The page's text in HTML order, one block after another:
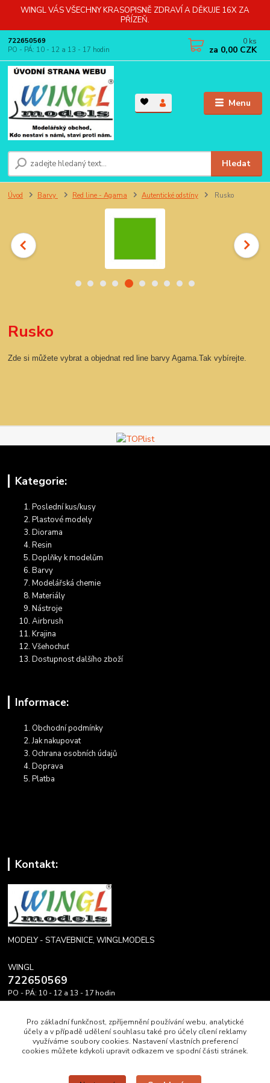
WINGL VÁS VŠECHNY KRASOPISNĚ ZDRAVÍ A DĚKUJE 16X ZA
PŘÍZEŇ.
Menu
Hledat
722650569
PO - PÁ: 10 - 12 a 13 - 17 hodin
0 ks
za 0,00 CZK
Úvod Barvy Red line - Agama Autentické odstíny Rusko
Rusko
Zde si můžete vybrat a objednat red line barvy Agama.Tak vybírejte.
Kategorie:
Poslední kus/kusy
Plastové modely
Diorama
Resin
Doplňky k modelům
Barvy
Modelářská chemie
Materiály
Nástroje
Airbrush
Krajina
Všehochuť
Dostupnost dalšího zboží
Informace:
Obchodní podmínky
Jak nakupovat
Ochrana osobních údajů
Doprava
Platba
Kontakt:
MODELY - STAVEBNICE, WINGLMODELS
WINGL
722650569
PO - PÁ: 10 - 12 a 13 - 17 hodin
Pro základní funkčnost, zpříjemnění používání webu, analytické
účely a v případě udělení souhlasu také pro účely cílení reklamy
využíváme soubory cookies. Nastavení vlastních preferencí
cookies můžete kdykoli upravit odkazem ve spodní části stránek.